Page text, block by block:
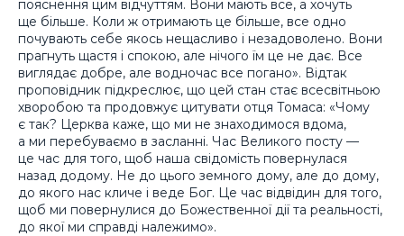
пояснення цим відчуттям. Вони мають все, а хочуть
ще більше. Коли ж отримають це більше, все одно
почувають себе якось нещасливо і незадоволено. Вони
прагнуть щастя і спокою, але нічого їм це не дає. Все
виглядає добре, але водночас все погано». Відтак
проповідник підкреслює, що цей стан стає всесвітньою
хворобою та продовжує цитувати отця Томаса: «Чому
є так? Церква каже, що ми не знаходимося вдома,
а ми перебуваємо в засланні. Час Великого посту —
це час для того, щоб наша свідомість повернулася
назад додому. Не до цього земного дому, але до дому,
до якого нас кличе і веде Бог. Це час відвідин для того,
щоб ми повернулися до Божественної дії та реальності,
до якої ми справді належимо».